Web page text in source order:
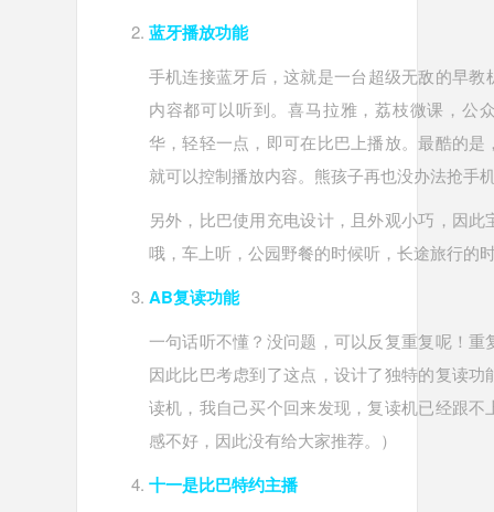
蓝牙播放功能
手机连接蓝牙后，这就是一台超级无敌的早
内容都可以听到。喜马拉雅，荔枝微课，公
华，轻轻一点，即可在比巴上播放。最酷的
就可以控制播放内容。熊孩子再也没办法抢手
另外，比巴使用充电设计，且外观小巧，因
哦，车上听，公园野餐的时候听，长途旅行的
AB复读功能
一句话听不懂？没问题，可以反复重复呢！
因此比巴考虑到了这点，设计了独特的复读
读机，我自己买个回来发现，复读机已经跟
感不好，因此没有给大家推荐。）
十一是比巴特约主播